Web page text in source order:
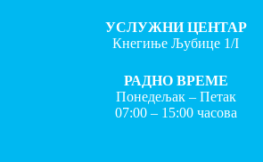
УСЛУЖНИ ЦЕНТАР
Кнегиње Љубице 1/I
РАДНО ВРЕМЕ
Понедељак – Петак
07:00 – 15:00 часова